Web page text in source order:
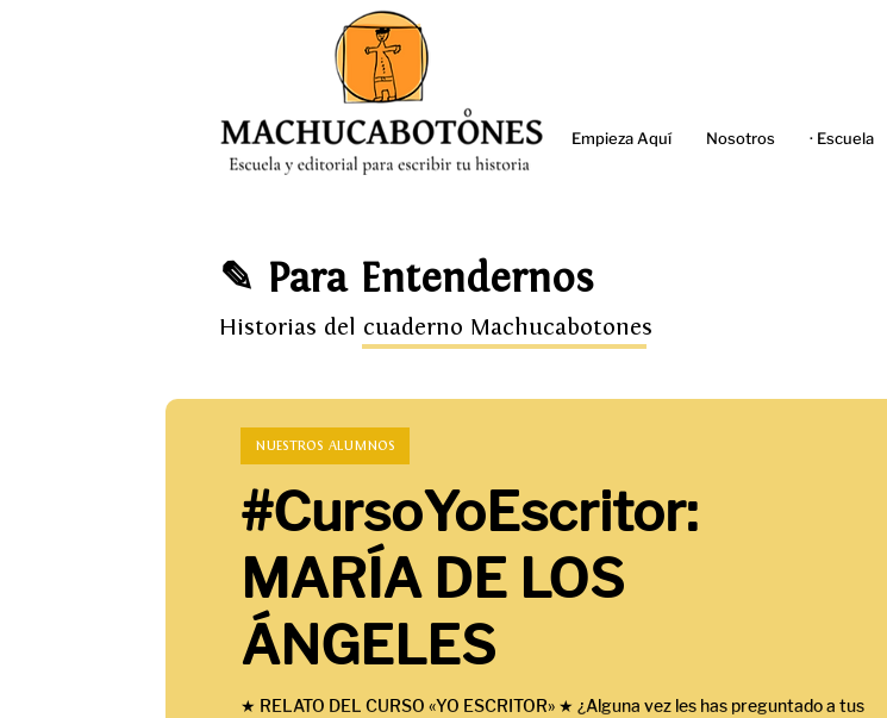
MENÚ
Empieza Aquí Nosotros · Escuela
✎ Para Entendernos
Historias del cuaderno Machucabotones
#CursoYoEscritor:
MARÍA DE LOS
ÁNGELES
★ RELATO DEL CURSO «YO ESCRITOR» ★ ¿Alguna vez les has preguntado a tus
NUESTROS ALUMNOS